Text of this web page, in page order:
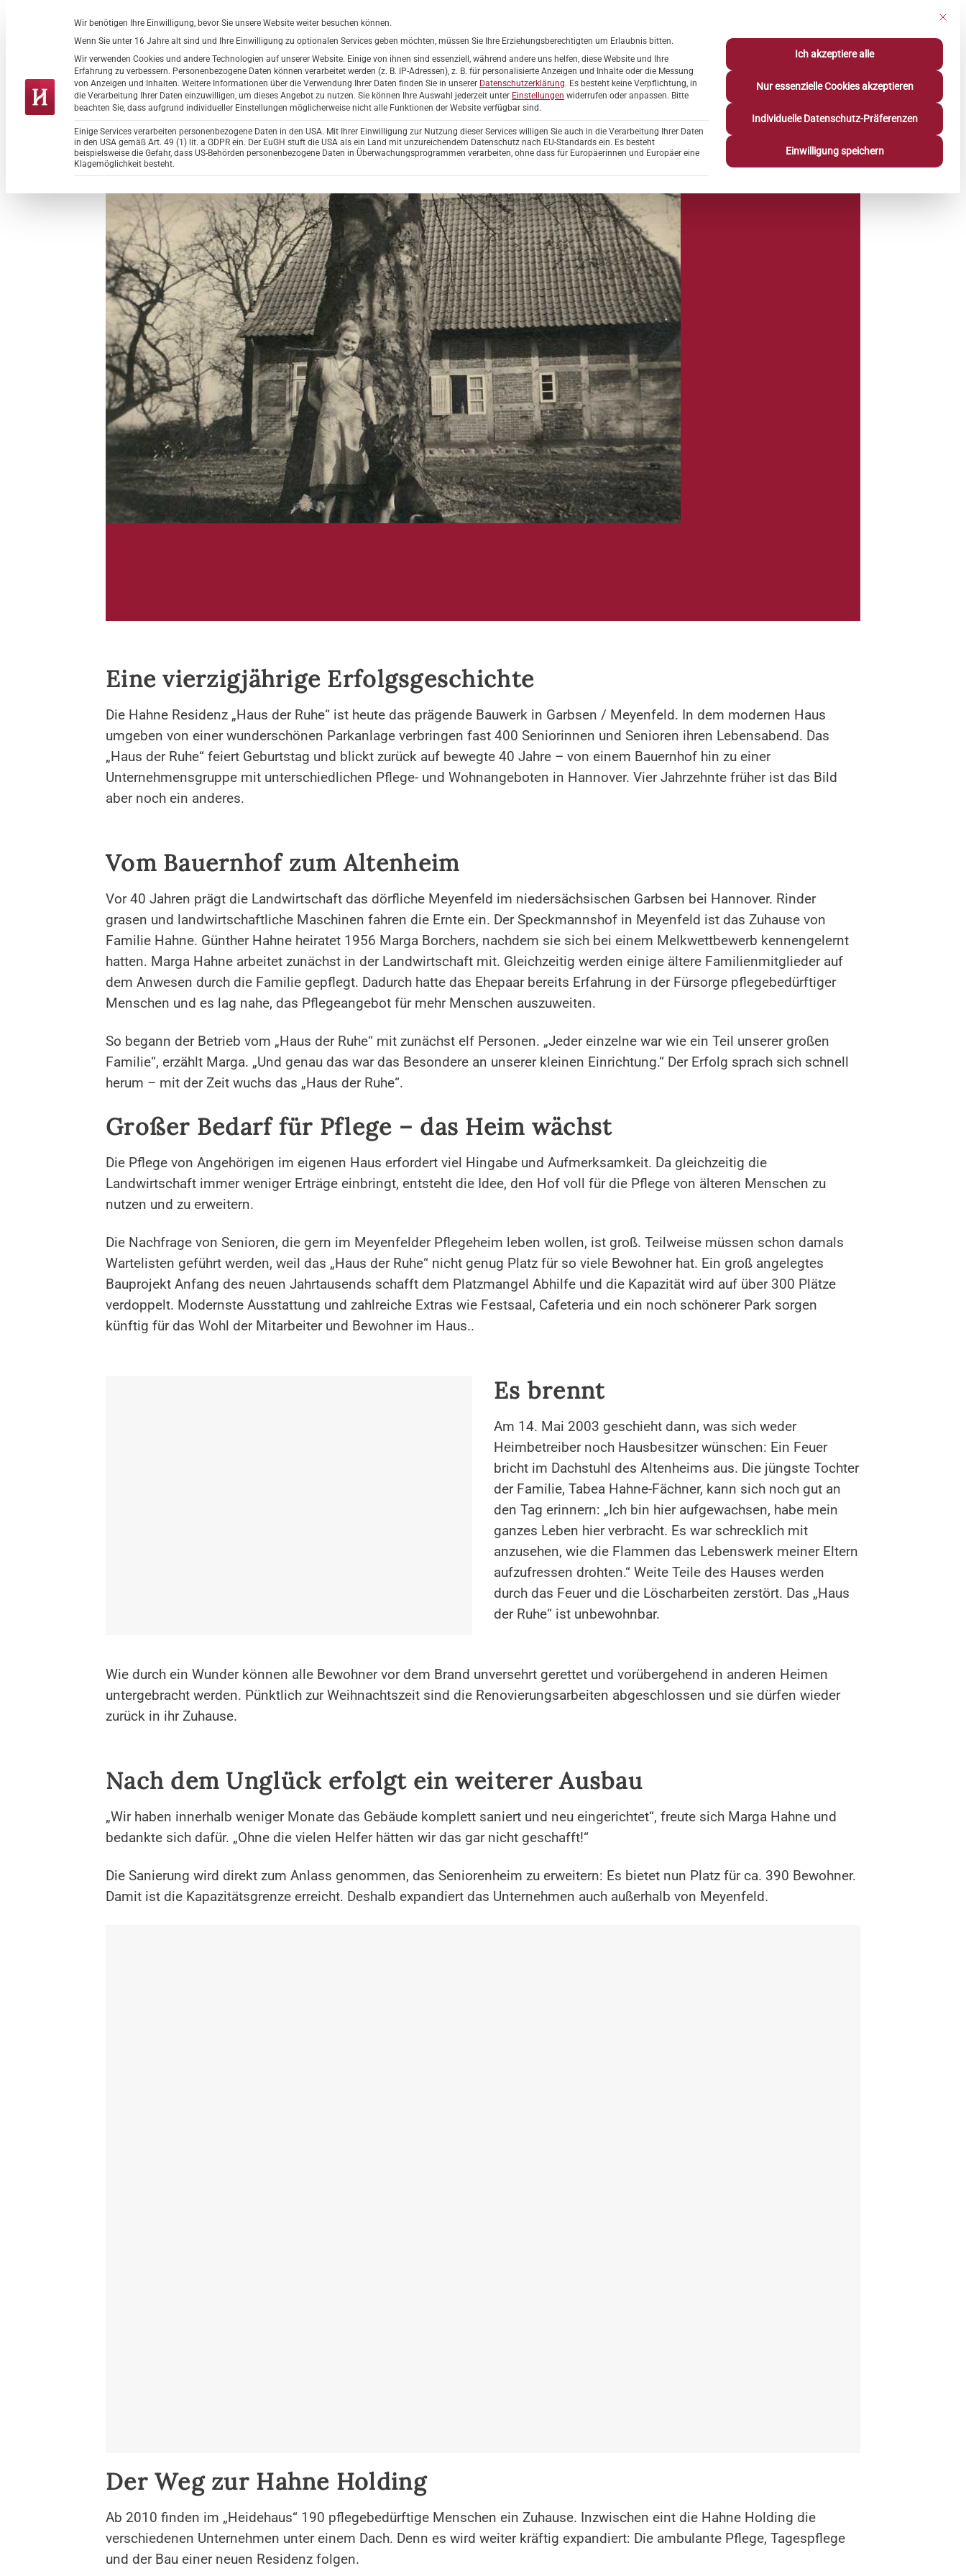
Haus der Ruhe Heidehaus Steinhuder Meer Rethen an der Leine Infos
Eine vierzigjährige Erfolgsgeschichte
Die Hahne Residenz „Haus der Ruhe“ ist heute das prägende Bauwerk in Garbsen / Meyenfeld. In dem modernen Haus
umgeben von einer wunderschönen Parkanlage verbringen fast 400 Seniorinnen und Senioren ihren Lebensabend. Das
„Haus der Ruhe“ feiert Geburtstag und blickt zurück auf bewegte 40 Jahre – von einem Bauernhof hin zu einer
Unternehmensgruppe mit unterschiedlichen Pflege- und Wohnangeboten in Hannover. Vier Jahrzehnte früher ist das Bild
aber noch ein anderes.
Vom Bauernhof zum Altenheim
Vor 40 Jahren prägt die Landwirtschaft das dörfliche Meyenfeld im niedersächsischen Garbsen bei Hannover. Rinder
grasen und landwirtschaftliche Maschinen fahren die Ernte ein. Der Speckmannshof in Meyenfeld ist das Zuhause von
Familie Hahne. Günther Hahne heiratet 1956 Marga Borchers, nachdem sie sich bei einem Melkwettbewerb kennengelernt
hatten. Marga Hahne arbeitet zunächst in der Landwirtschaft mit. Gleichzeitig werden einige ältere Familienmitglieder auf
dem Anwesen durch die Familie gepflegt. Dadurch hatte das Ehepaar bereits Erfahrung in der Fürsorge pflegebedürftiger
Menschen und es lag nahe, das Pflegeangebot für mehr Menschen auszuweiten.
So begann der Betrieb vom „Haus der Ruhe“ mit zunächst elf Personen. „Jeder einzelne war wie ein Teil unserer großen
Familie“, erzählt Marga. „Und genau das war das Besondere an unserer kleinen Einrichtung.“ Der Erfolg sprach sich schnell
herum – mit der Zeit wuchs das „Haus der Ruhe“.
Großer Bedarf für Pflege – das Heim wächst
Die Pflege von Angehörigen im eigenen Haus erfordert viel Hingabe und Aufmerksamkeit. Da gleichzeitig die
Landwirtschaft immer weniger Erträge einbringt, entsteht die Idee, den Hof voll für die Pflege von älteren Menschen zu
nutzen und zu erweitern.
Die Nachfrage von Senioren, die gern im Meyenfelder Pflegeheim leben wollen, ist groß. Teilweise müssen schon damals
Wartelisten geführt werden, weil das „Haus der Ruhe“ nicht genug Platz für so viele Bewohner hat. Ein groß angelegtes
Bauprojekt Anfang des neuen Jahrtausends schafft dem Platzmangel Abhilfe und die Kapazität wird auf über 300 Plätze
verdoppelt. Modernste Ausstattung und zahlreiche Extras wie Festsaal, Cafeteria und ein noch schönerer Park sorgen
künftig für das Wohl der Mitarbeiter und Bewohner im Haus..
Es brennt
Am 14. Mai 2003 geschieht dann, was sich weder
Heimbetreiber noch Hausbesitzer wünschen: Ein Feuer
bricht im Dachstuhl des Altenheims aus. Die jüngste Tochter
der Familie, Tabea Hahne-Fächner, kann sich noch gut an
den Tag erinnern: „Ich bin hier aufgewachsen, habe mein
ganzes Leben hier verbracht. Es war schrecklich mit
anzusehen, wie die Flammen das Lebenswerk meiner Eltern
aufzufressen drohten.“ Weite Teile des Hauses werden
durch das Feuer und die Löscharbeiten zerstört. Das „Haus
der Ruhe“ ist unbewohnbar.
Wie durch ein Wunder können alle Bewohner vor dem Brand unversehrt gerettet und vorübergehend in anderen Heimen
untergebracht werden. Pünktlich zur Weihnachtszeit sind die Renovierungsarbeiten abgeschlossen und sie dürfen wieder
zurück in ihr Zuhause.
Nach dem Unglück erfolgt ein weiterer Ausbau
„Wir haben innerhalb weniger Monate das Gebäude komplett saniert und neu eingerichtet“, freute sich Marga Hahne und
bedankte sich dafür. „Ohne die vielen Helfer hätten wir das gar nicht geschafft!“
Die Sanierung wird direkt zum Anlass genommen, das Seniorenheim zu erweitern: Es bietet nun Platz für ca. 390 Bewohner.
Damit ist die Kapazitätsgrenze erreicht. Deshalb expandiert das Unternehmen auch außerhalb von Meyenfeld.
Der Weg zur Hahne Holding
Ab 2010 finden im „Heidehaus“ 190 pflegebedürftige Menschen ein Zuhause. Inzwischen eint die Hahne Holding die
verschiedenen Unternehmen unter einem Dach. Denn es wird weiter kräftig expandiert: Die ambulante Pflege, Tagespflege
und der Bau einer neuen Residenz folgen.
Mit
Datenschutz-Präferenz
Wir benötigen Ihre Einwilligung, bevor Sie unsere Website weiter besuchen können.
Wenn Sie unter 16 Jahre alt sind und Ihre Einwilligung zu optionalen Services geben möchten, müssen Sie Ihre Erziehungsberechtigten um Erlaubnis bitten.
Wir verwenden Cookies und andere Technologien auf unserer Website. Einige von ihnen sind essenziell, während andere uns helfen, diese Website und Ihre
Erfahrung zu verbessern. Personenbezogene Daten können verarbeitet werden (z. B. IP-Adressen), z. B. für personalisierte Anzeigen und Inhalte oder die Messung
von Anzeigen und Inhalten. Weitere Informationen über die Verwendung Ihrer Daten finden Sie in unserer Datenschutzerklärung. Es besteht keine Verpflichtung, in
die Verarbeitung Ihrer Daten einzuwilligen, um dieses Angebot zu nutzen. Sie können Ihre Auswahl jederzeit unter Einstellungen widerrufen oder anpassen. Bitte
beachten Sie, dass aufgrund individueller Einstellungen möglicherweise nicht alle Funktionen der Website verfügbar sind.
Einige Services verarbeiten personenbezogene Daten in den USA. Mit Ihrer Einwilligung zur Nutzung dieser Services willigen Sie auch in die Verarbeitung Ihrer Daten
in den USA gemäß Art. 49 (1) lit. a GDPR ein. Der EuGH stuft die USA als ein Land mit unzureichendem Datenschutz nach EU-Standards ein. Es besteht
beispielsweise die Gefahr, dass US-Behörden personenbezogene Daten in Überwachungsprogrammen verarbeiten, ohne dass für Europäerinnen und Europäer eine
Klagemöglichkeit besteht.
Ich akzeptiere alle
Nur essenzielle Cookies akzeptieren
Individuelle Datenschutz-Präferenzen
Einwilligung speichern